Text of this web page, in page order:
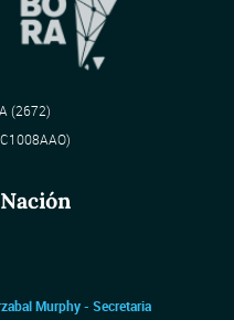
(2672)
Murphy - Secretaria